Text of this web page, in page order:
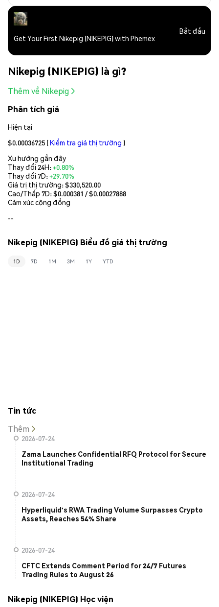
Get Your First Nikepig (NIKEPIG) with Phemex
Bắt đầu
Nikepig (NIKEPIG) là gì?
Thêm về Nikepig
Phân tích giá
Hiện tại
$0.00036725 (Kiểm tra giá thị trường )
Xu hướng gần đây
Thay đổi 24H:+0.80%
Thay đổi 7D:+29.70%
Giá trị thị trường:$330,520.00
Cao/Thấp 7D: $0.000381 / $0.00027888
Cảm xúc cộng đồng
--
Nikepig (NIKEPIG) Biểu đồ giá thị trường
1D 7D 1M 3M 1Y YTD
Tin tức
Thêm
2026-07-24
Zama Launches Confidential RFQ Protocol for Secure
Institutional Trading
2026-07-24
Hyperliquid's RWA Trading Volume Surpasses Crypto
Assets, Reaches 54% Share
2026-07-24
CFTC Extends Comment Period for 24/7 Futures
Trading Rules to August 26
Nikepig (NIKEPIG) Học viện